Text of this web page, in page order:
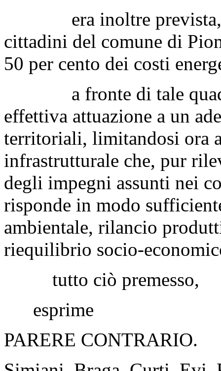
era inoltre prevista, in
cittadini del comune di
50 per cento dei costi
a fronte di tale
effettiva attuazione a un
territoriali, limitandosi ora
infrastrutturale che, pur
degli impegni assunti nei
risponde in modo
ambientale, rilancio
riequilibrio socio-
tutto ciò premesso,
esprime
PARERE CONTRARIO.